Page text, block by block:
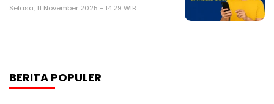
Selasa, 11 November 2025 - 14:29 WIB
BERITA POPULER